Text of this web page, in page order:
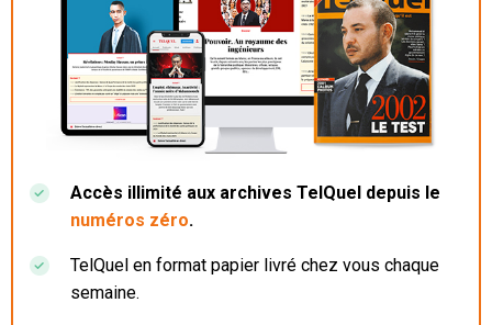
Accès illimité aux archives TelQuel depuis le
numéros zéro.
TelQuel en format papier livré chez vous chaque
semaine.